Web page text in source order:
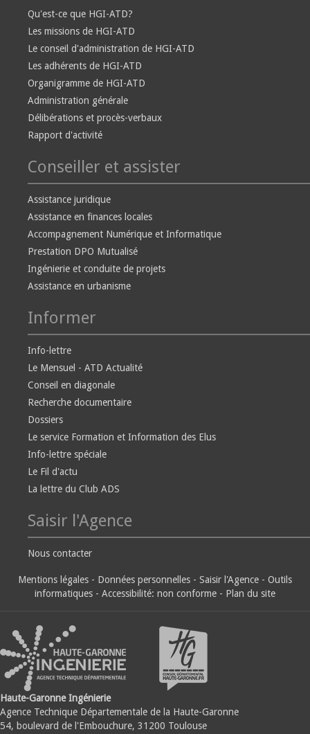
Qu'est-ce que HGI-ATD?
Les missions de HGI-ATD
Le conseil d'administration de HGI-ATD
Les adhérents de HGI-ATD
Organigramme de HGI-ATD
Administration générale
Délibérations et procès-verbaux
Rapport d'activité
Conseiller et assister
Assistance juridique
Assistance en finances locales
Accompagnement Numérique et Informatique
Prestation DPO Mutualisé
Ingénierie et conduite de projets
Assistance en urbanisme
Informer
Info-lettre
Le Mensuel - ATD Actualité
Conseil en diagonale
Recherche documentaire
Dossiers
Le service Formation et Information des Elus
Info-lettre spéciale
Le Fil d'actu
La lettre du Club ADS
Saisir l'Agence
Nous contacter
Mentions légales - Données personnelles - Saisir l'Agence - Outils
informatiques - Accessibilité: non conforme - Plan du site
Haute-Garonne Ingénierie
Agence Technique Départementale de la Haute-Garonne
54, boulevard de l'Embouchure, 31200 Toulouse